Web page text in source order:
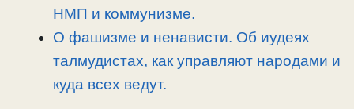
НМП и коммунизме.
О фашизме и ненависти. Об иудеях
талмудистах, как управляют народами и
куда всех ведут.